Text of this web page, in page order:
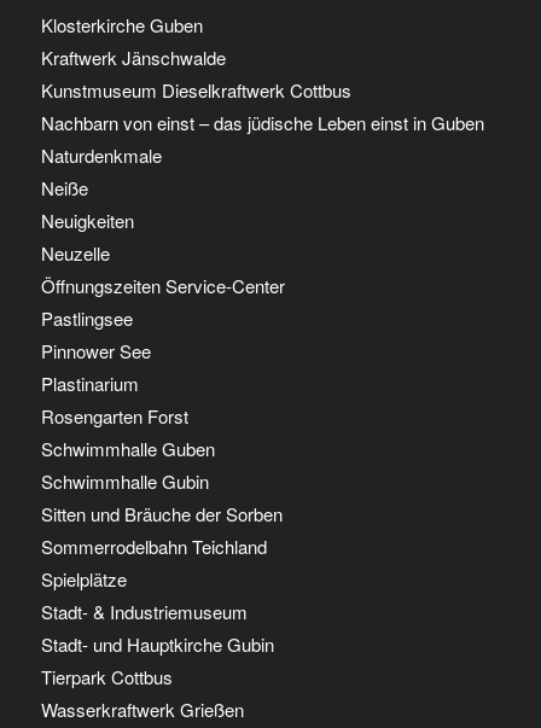
Klosterkirche Guben
Kraftwerk Jänschwalde
Kunstmuseum Dieselkraftwerk Cottbus
Nachbarn von einst – das jüdische Leben einst in Guben
Naturdenkmale
Neiße
Neuigkeiten
Neuzelle
Öffnungszeiten Service-Center
Pastlingsee
Pinnower See
Plastinarium
Rosengarten Forst
Schwimmhalle Guben
Schwimmhalle Gubin
Sitten und Bräuche der Sorben
Sommerrodelbahn Teichland
Spielplätze
Stadt- & Industriemuseum
Stadt- und Hauptkirche Gubin
Tierpark Cottbus
Wasserkraftwerk Grießen